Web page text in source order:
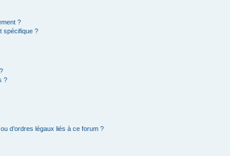
?
spécifique ?
?
d’ordres légaux liés à ce forum ?